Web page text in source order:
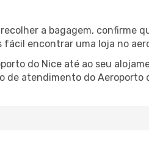
a bagagem,
encontrar uma loja no
do Nice até ao seu
atendimento do Aeroporto